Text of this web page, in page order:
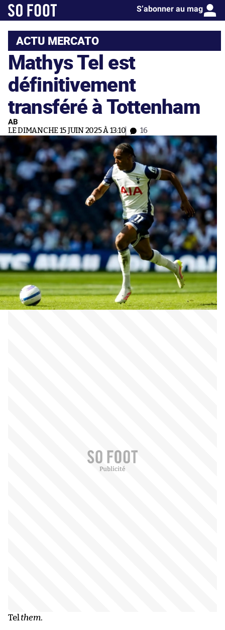
S’abonner au mag
ACTU MERCATO
Mathys Tel est
définitivement
transféré à Tottenham
AB
LE DIMANCHE 15 JUIN 2025 À 13:10 16
Telthem.